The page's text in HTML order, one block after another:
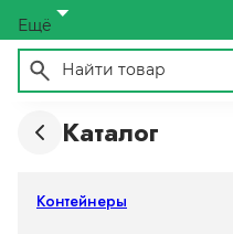
Ещё
Каталог
Контейнеры